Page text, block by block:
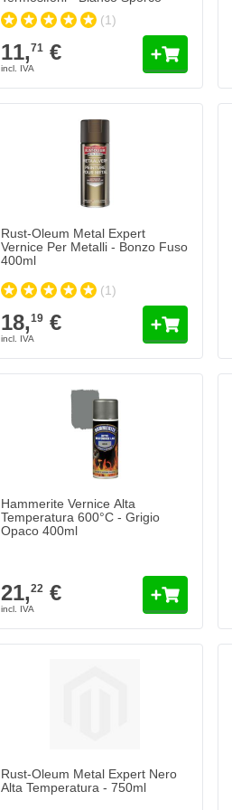
(1)
11,71€
Rust-Oleum Metal Expert
Vernice Per Metalli - Bonzo Fuso
400ml
(1)
18,19€
Hammerite Vernice Alta
Temperatura 600°C - Grigio
Opaco 400ml
21,22€
Rust-Oleum Metal Expert Nero
Alta Temperatura - 750ml